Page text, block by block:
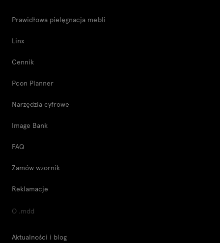
Prawidłowa pielęgnacja mebli
Linx
Cennik
Pcon Planner
Narzędzia cyfrowe
Image Bank
FAQ
Zamów wzornik
Reklamacje
O .mdd
Aktualności i blog